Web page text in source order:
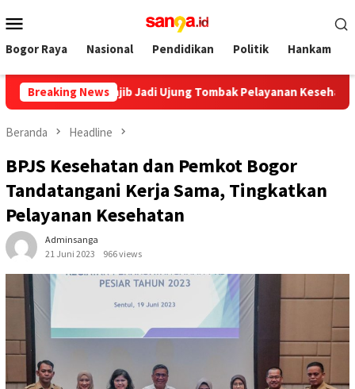
ke
kontenMobile
Bogor Raya Nasional Pendidikan Politik Hankam
Breaking News
12 RSUD, Wajib Jadi Ujung Tombak Pelayanan Kesehatan
Beranda Headline
BPJS Kesehatan dan Pemkot Bogor
Tandatangani Kerja Sama, Tingkatkan
Pelayanan Kesehatan
Adminsanga
21 Juni 2023
966 views